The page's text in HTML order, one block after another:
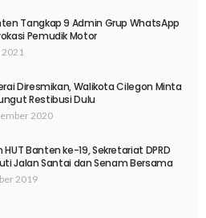
Tangkap 9 Admin Grup WhatsApp
Pemudik Motor
Diresmikan, Walikota Cilegon Minta
Restibusi Dulu
2020
HUT Banten ke-19, Sekretariat DPRD
Jalan Santai dan Senam Bersama
2019